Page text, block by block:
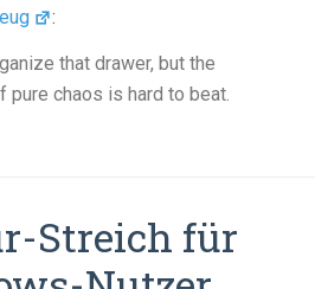
:
that drawer, but the
pure chaos is hard to beat.
Streich für